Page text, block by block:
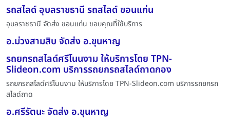
รถสไลด์ อุบลราชธานี รถสไลด์ ขอนแก่น
อุบลราชธานี จัดส่ง ขอนแก่น ขอบคุณที่ใช้บริการ
อ.ม่วงสามสิบ จัดส่ง อ.ขุนหาญ
รถยกรถสไลด์ศรีโนนงาม ให้บริการโดย TPN-
Slideon.com บริการรถยกรถสไลด์ถาดกอง
รถยกรถสไลด์ศรีโนนงาม ให้บริการโดย TPN-Slideon.com บริการรถยกรถ
สไลด์ถาด
อ.ศรีรัตนะ จัดส่ง อ.ขุนหาญ